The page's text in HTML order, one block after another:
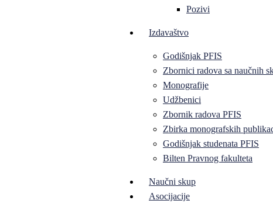
Pozivi
Izdavaštvo
Godišnjak PFIS
Zbornici radova sa naučnih
Monografije
Udžbenici
Zbornik radova PFIS
Zbirka monografskih
Godišnjak studenata PFIS
Bilten Pravnog fakulteta
Naučni skup
Asocijacije